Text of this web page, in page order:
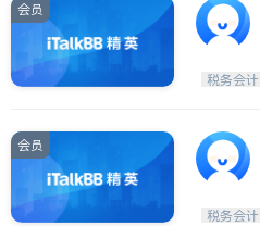
会员
税务会计
会员
税务会计